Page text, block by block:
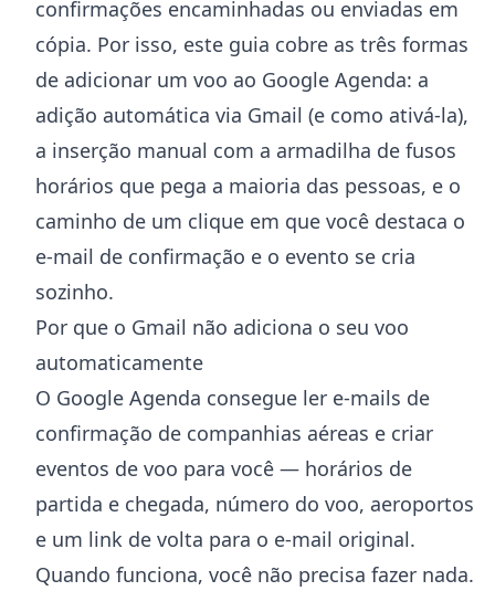
confirmações encaminhadas ou enviadas em
cópia. Por isso, este guia cobre as três formas
de adicionar um voo ao Google Agenda: a
adição automática via Gmail (e como ativá-la),
a inserção manual com a armadilha de fusos
horários que pega a maioria das pessoas, e o
caminho de um clique em que você destaca o
e-mail de confirmação e o evento se cria
sozinho.
Por que o Gmail não adiciona o seu voo
automaticamente
O Google Agenda consegue ler e-mails de
confirmação de companhias aéreas e criar
eventos de voo para você — horários de
partida e chegada, número do voo, aeroportos
e um link de volta para o e-mail original.
Quando funciona, você não precisa fazer nada.